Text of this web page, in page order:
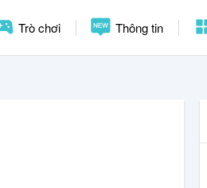
Trò chơi Thông tin